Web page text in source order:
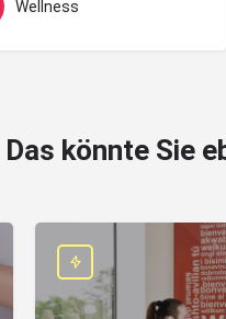
Wellness
Das könnte Sie